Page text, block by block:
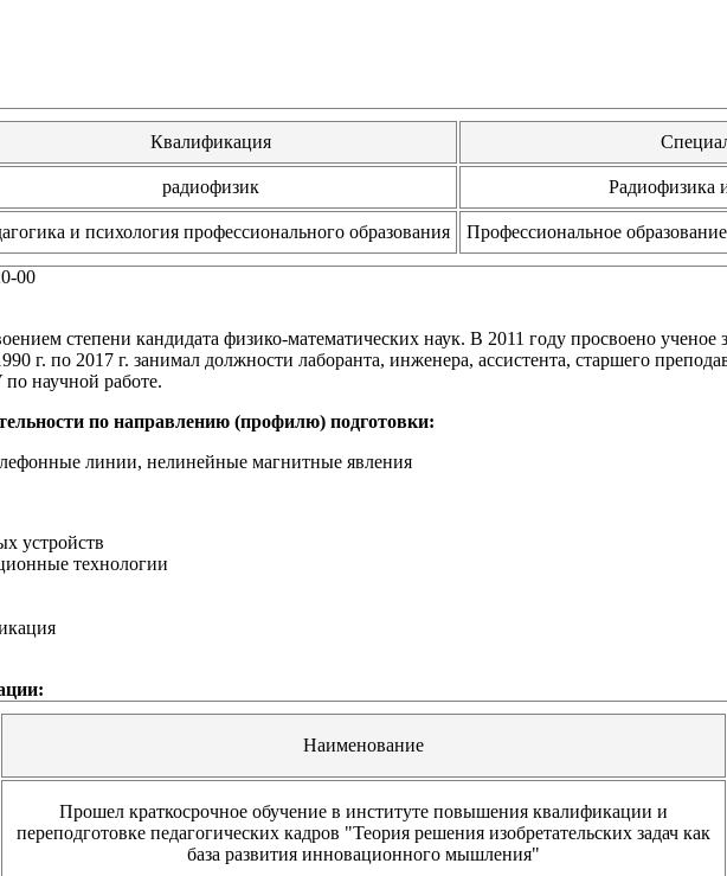
Квалификация
радиофизик Радиофизика
и психология профессионального образования Профессиональное
00
степени кандидата физико-математических наук. В 2011 году просвоено ученое
г. по 2017 г. занимал должности лаборанта, инженера, ассистента, старшего
научной работе.
по направлению (профилю) подготовки:
линии, нелинейные магнитные явления
устройств
технологии
Наименование
Прошел краткосрочное обучение в институте повышения квалификации и
переподготовке педагогических кадров "Теория решения изобретательских задач как
база развития инновационного мышления"